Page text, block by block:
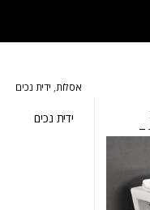
אסלות, ידית נכים
ידית נכים